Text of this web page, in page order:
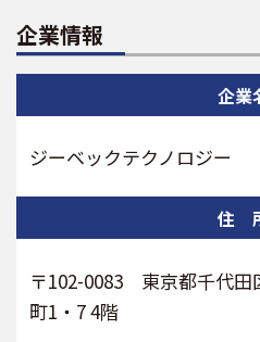
企業情報
企業
ジーベックテクノロジー
住
〒102-0083 東京都千代田
町1・7 4階